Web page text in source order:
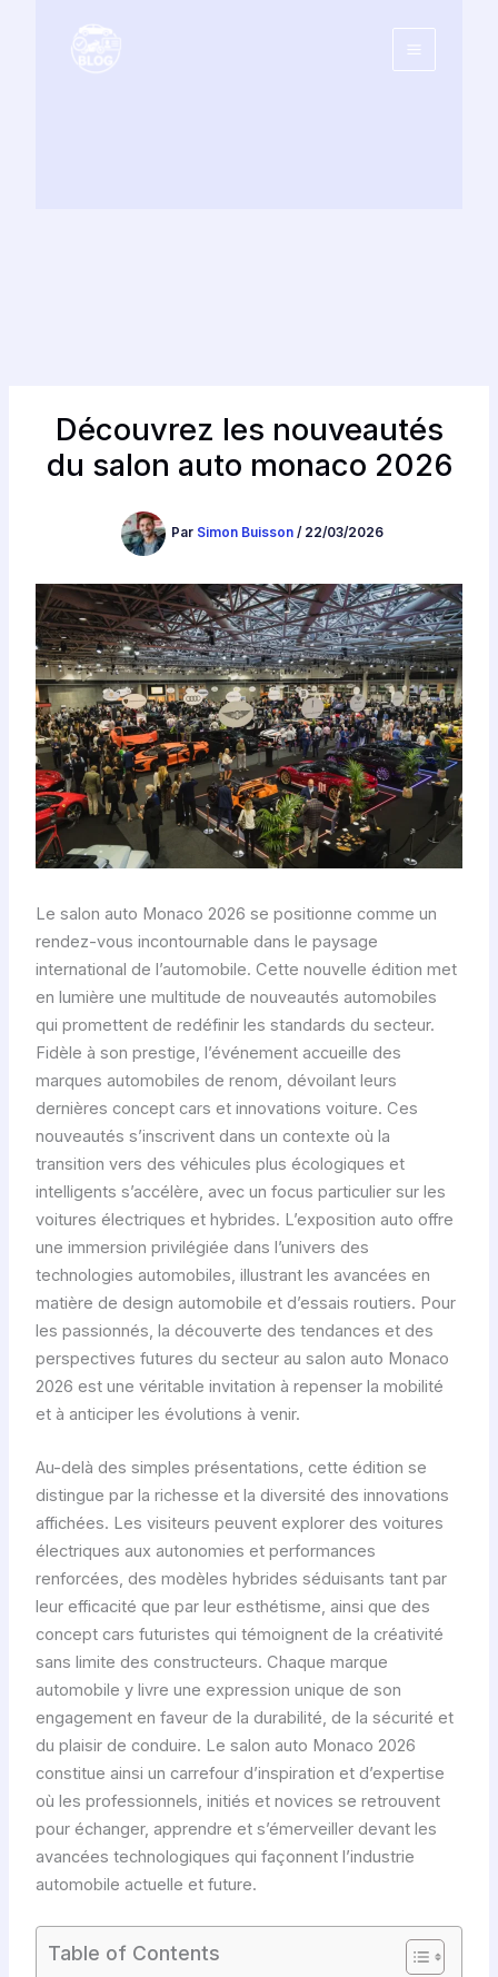
Découvrez les nouveautés
du salon auto monaco 2026
Par Simon Buisson / 22/03/2026
Le salon auto Monaco 2026 se positionne comme un
rendez-vous incontournable dans le paysage
international de l’automobile. Cette nouvelle édition met
en lumière une multitude de nouveautés automobiles
qui promettent de redéfinir les standards du secteur.
Fidèle à son prestige, l’événement accueille des
marques automobiles de renom, dévoilant leurs
dernières concept cars et innovations voiture. Ces
nouveautés s’inscrivent dans un contexte où la
transition vers des véhicules plus écologiques et
intelligents s’accélère, avec un focus particulier sur les
voitures électriques et hybrides. L’exposition auto offre
une immersion privilégiée dans l’univers des
technologies automobiles, illustrant les avancées en
matière de design automobile et d’essais routiers. Pour
les passionnés, la découverte des tendances et des
perspectives futures du secteur au salon auto Monaco
2026 est une véritable invitation à repenser la mobilité
et à anticiper les évolutions à venir.
Au-delà des simples présentations, cette édition se
distingue par la richesse et la diversité des innovations
affichées. Les visiteurs peuvent explorer des voitures
électriques aux autonomies et performances
renforcées, des modèles hybrides séduisants tant par
leur efficacité que par leur esthétisme, ainsi que des
concept cars futuristes qui témoignent de la créativité
sans limite des constructeurs. Chaque marque
automobile y livre une expression unique de son
engagement en faveur de la durabilité, de la sécurité et
du plaisir de conduire. Le salon auto Monaco 2026
constitue ainsi un carrefour d’inspiration et d’expertise
où les professionnels, initiés et novices se retrouvent
pour échanger, apprendre et s’émerveiller devant les
avancées technologiques qui façonnent l’industrie
automobile actuelle et future.
Table of Contents